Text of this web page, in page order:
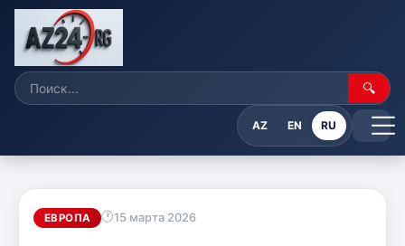
🔍
AZ EN RU
ЕВРОПА 15 марта 2026